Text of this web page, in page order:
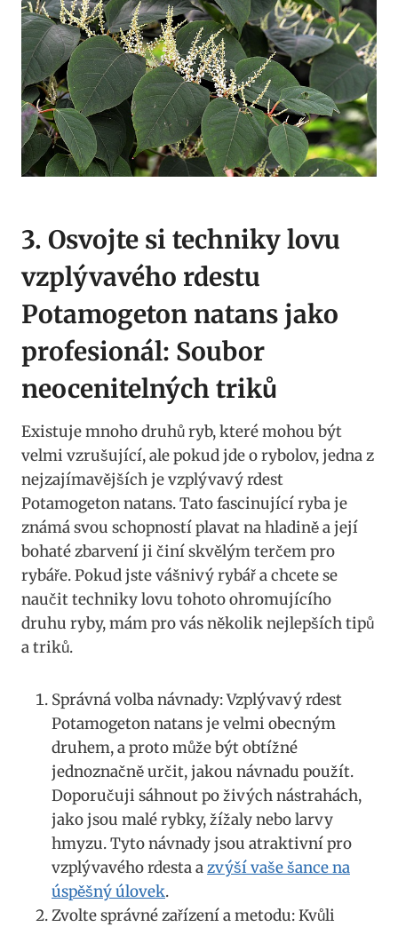
3. Osvojte‍ si techniky lovu
vzplývavého rdestu
Potamogeton ​natans jako
profesionál: Soubor
neocenitelných triků
Existuje mnoho druhů ryb, které mohou být
velmi vzrušující, ​ale pokud jde o ‌rybolov, jedna z
nejzajímavějších je vzplývavý rdest⁢
Potamogeton natans. Tato fascinující ryba je
‍známá ‌svou schopností‌ plavat na ‍hladině a její
bohaté zbarvení ji ⁤činí‌ skvělým ⁢terčem pro
rybáře. Pokud jste⁢ vášnivý rybář a ⁣chcete‌ se
naučit ⁣techniky lovu tohoto ohromujícího‌
druhu ryby,‍ mám pro vás⁣ několik nejlepších tipů
a triků.
Správná volba návnady: Vzplývavý rdest
Potamogeton natans je velmi ⁣obecným
druhem, a proto může být obtížné
jednoznačně určit, jakou návnadu použít.
Doporučuji sáhnout⁤ po živých nástrahách,
jako‍ jsou malé rybky,‌ žížaly nebo larvy
hmyzu. Tyto‌ návnady ‌jsou atraktivní pro
⁤vzplývavého rdesta a⁣zvýší ⁤vaše šance‍ na
⁣úspěšný úlovek.
Zvolte ⁢správné zařízení a metodu: ⁢Kvůli​